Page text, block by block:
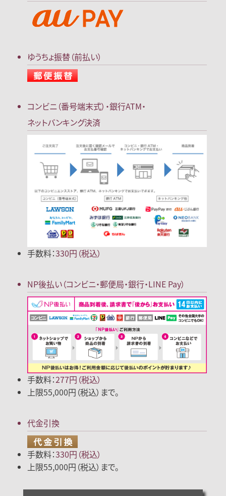
ゆうちょ振替（前払い）
コンビニ（番号端末式）・銀行ATM・
ネットバンキング決済
手数料：330円（税込）
NP後払い（コンビニ・郵便局・銀行・LINE Pay）
手数料：277円（税込）
上限55,000円（税込）まで。
代金引換
手数料：330円（税込）
上限55,000円（税込）まで。